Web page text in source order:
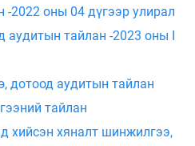
2022 оны 04 дүгээр улирал
аудитын тайлан -2023 оны I
дотоод аудитын тайлан
тайлан
хийсэн хяналт шинжилгээ,